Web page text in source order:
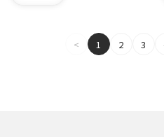
インショップ
< 1 2 3